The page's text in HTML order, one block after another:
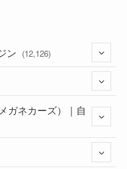
ン (12,126)
(352)
(1)
ガネカーズ）｜自